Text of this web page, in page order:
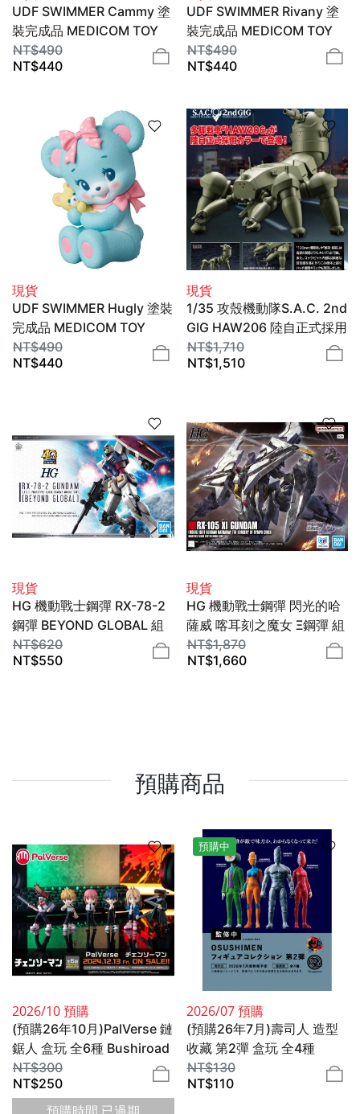
UDF SWIMMER Cammy 塗
裝完成品 MEDICOM TOY
NT$490
NT$440
UDF SWIMMER Rivany 塗
裝完成品 MEDICOM TOY
NT$490
NT$440
現貨
UDF SWIMMER Hugly 塗裝
完成品 MEDICOM TOY
NT$490
NT$440
現貨
1/35 攻殼機動隊S.A.C. 2nd
GIG HAW206 陸自正式採用
ver. KP841 組裝模型
KOTOBUKIYA
NT$1,710
NT$1,510
現貨
HG 機動戰士鋼彈 RX-78-2
鋼彈 BEYOND GLOBAL 組
裝模型 1/144 BANDAI
SPIRITS
NT$620
NT$550
現貨
HG 機動戰士鋼彈 閃光的哈
薩威 喀耳刻之魔女 Ξ鋼彈 組
裝模型 1/144 BANDAI
SPIRITS
NT$1,870
NT$1,660
預購商品
2026/10 預購
(預購26年10月)PalVerse 鏈
鋸人 盒玩 全6種 Bushiroad
Creative
NT$300
NT$250
預購時間 已過期
預購中
2026/07 預購
(預購26年7月)壽司人 造型
收藏 第2彈 盒玩 全4種
Kenelephant
NT$130
NT$110